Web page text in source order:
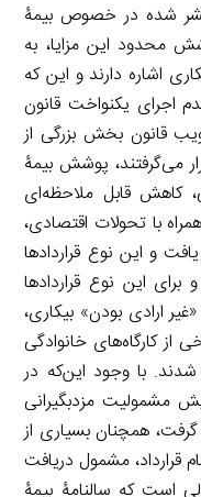
شده در خصوص بیمۀ
محدود این مزایا، به
اشاره دارند و این که
‌اجرای یکنواخت قانون
قانون بخش بزرگی از
می‌گرفتند، پوشش بیمۀ
کاهش قابل ملاحظه‌ای
با تحولات اقتصادی،
و این نوع قراردادها
این نوع قراردادها
«غیر ارادی بودن» بیکاری،
کارگاه‌های خانوادگی
با وجود این‌که در
افزایش مشمولیت مزدبگیرانی
همچنان بسیاری از
قرارداد، مشمول دریافت